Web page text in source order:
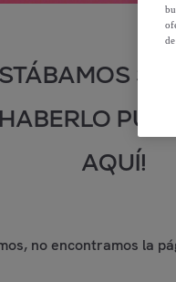
AQUÍ!
no encontramos la